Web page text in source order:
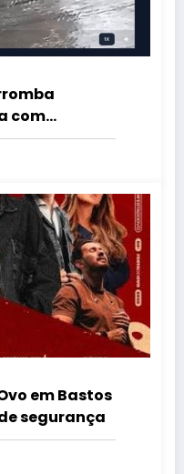
com
em Bastos
segurança